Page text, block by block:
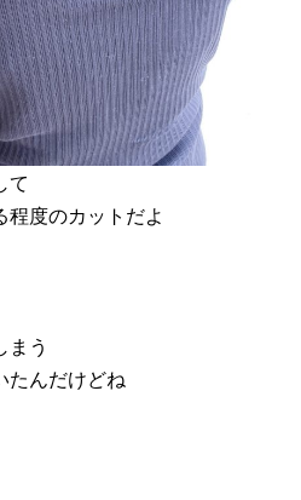
て
度のカットだよ
まう
たんだけどね